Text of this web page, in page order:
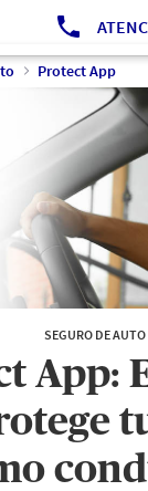
Protect App
SEGURO DE AUTO
App: